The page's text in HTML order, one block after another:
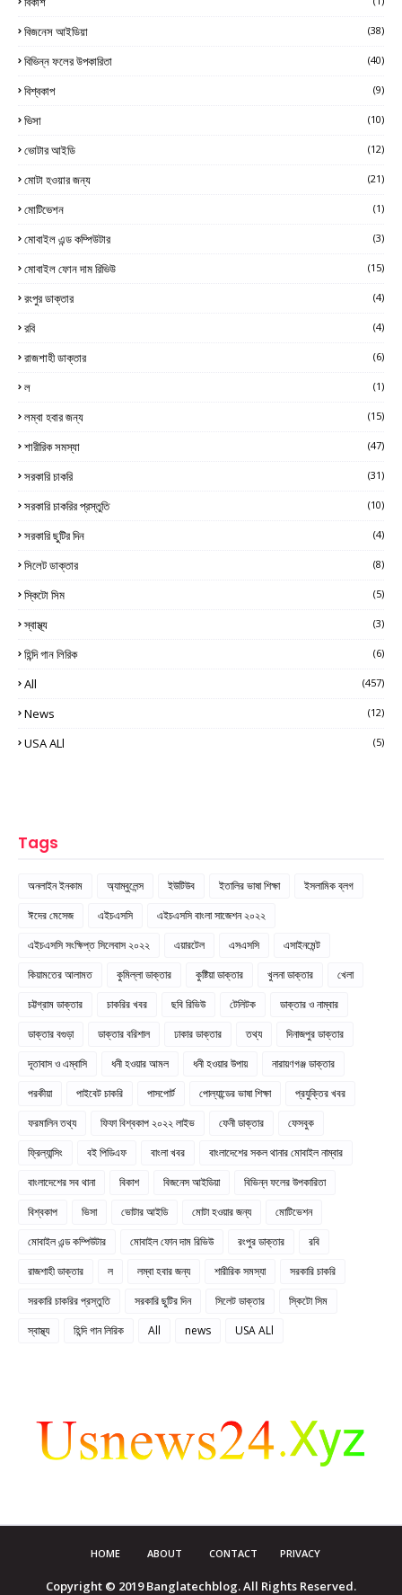
বিজনেস আইডিয়া (38)
বিভিন্ন ফলের উপকারিতা (40)
বিশ্বকাপ (9)
ভিসা (10)
ভোটার আইডি (12)
মোটা হওয়ার জন্য (21)
মোটিভেশন (1)
মোবাইল এন্ড কম্পিউটার (3)
মোবাইল ফোন দাম রিভিউ (15)
রংপুর ডাক্তার (4)
রবি (4)
রাজশাহী ডাক্তার (6)
ল (1)
লম্বা হবার জন্য (15)
শারীরিক সমস্যা (47)
সরকারি চাকরি (31)
সরকারি চাকরির প্রস্তুতি (10)
সরকারি ছুটির দিন (4)
সিলেট ডাক্তার (8)
স্কিটো সিম (5)
স্বাস্থ্য (3)
হিন্দি গান লিরিক (6)
All (457)
News (12)
USA ALl (5)
Tags
অনলাইন ইনকাম অ্যাম্বুলেন্স ইউটিউব ইতালির ভাষা শিক্ষা
ইসলামিক ব্লগ
ঈদের মেসেজ
এইচএসসি
এইচএসসি বাংলা সাজেশন ২০২২
এইচএসসি সংক্ষিপ্ত সিলেবাস ২০২২
এয়ারটেল এসএসসি
এসাইনমেন্ট
কিয়ামতের আলামত
কুমিল্লা ডাক্তার কুষ্টিয়া ডাক্তার খুলনা ডাক্তার
খেলা
চট্টগ্রাম ডাক্তার
চাকরির খবর ছবি রিভিউ টেলিটক
ডাক্তার ও নাম্বার
ডাক্তার বগুড়া
ডাক্তার বরিশাল ঢাকার ডাক্তার তথ্য
দিনাজপুর ডাক্তার
দূতাবাস ও এম্বাসি
ধনী হওয়ার আমল ধনী হওয়ার উপায়
নারায়ণগঞ্জ ডাক্তার
পরকীয়া
পাইবেট চাকরি পাসপোর্ট পোল্যান্ডের ভাষা শিক্ষা
প্রযুক্তির খবর
ফরমালিন তথ্য
ফিফা বিশ্বকাপ ২০২২ লাইভ ফেনী ডাক্তার
ফেসবুক
ফ্রিল্যান্সিং
বই পিডিএফ বাংলা খবর
বাংলাদেশের সকল থানার মোবাইল নাম্বার
বাংলাদেশের সব থানা
বিকাশ বিজনেস আইডিয়া
বিভিন্ন ফলের উপকারিতা
বিশ্বকাপ
ভিসা ভোটার আইডি মোটা হওয়ার জন্য
মোটিভেশন
মোবাইল এন্ড কম্পিউটার
মোবাইল ফোন দাম রিভিউ রংপুর ডাক্তার
রবি
রাজশাহী ডাক্তার
ল লম্বা হবার জন্য শারীরিক সমস্যা
সরকারি চাকরি
সরকারি চাকরির প্রস্তুতি
সরকারি ছুটির দিন সিলেট ডাক্তার
স্কিটো সিম
স্বাস্থ্য
হিন্দি গান লিরিক All news USA ALl
HOME ABOUT CONTACT PRIVACY
Copyright © 2019 Banglatechblog. All Rights Reserved.